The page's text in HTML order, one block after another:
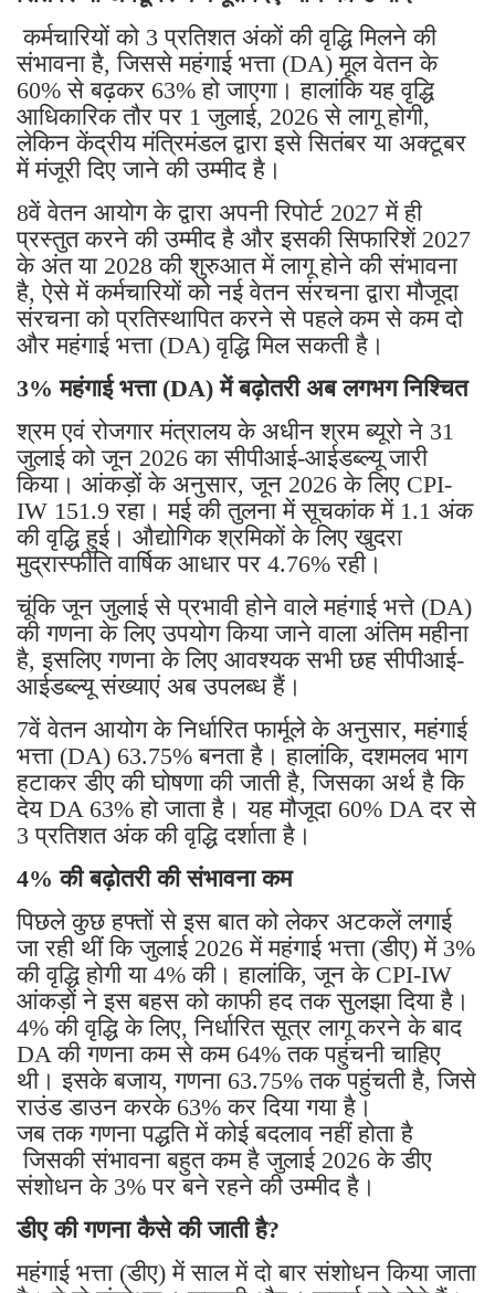
कर्मचारियों को 3 प्रतिशत अंकों की वृद्धि मिलने की
संभावना है, जिससे महंगाई भत्ता (DA) मूल वेतन के
60% से बढ़कर 63% हो जाएगा। हालांकि यह वृद्धि
आधिकारिक तौर पर 1 जुलाई, 2026 से लागू होगी,
लेकिन केंद्रीय मंत्रिमंडल द्वारा इसे सितंबर या अक्टूबर
में मंजूरी दिए जाने की उम्मीद है।
8वें वेतन आयोग के द्वारा अपनी रिपोर्ट 2027 में ही
प्रस्तुत करने की उम्मीद है और इसकी सिफारिशें 2027
के अंत या 2028 की शुरुआत में लागू होने की संभावना
है, ऐसे में कर्मचारियों को नई वेतन संरचना द्वारा मौजूदा
संरचना को प्रतिस्थापित करने से पहले कम से कम दो
और महंगाई भत्ता (DA) वृद्धि मिल सकती है।
3% महंगाई भत्ता (DA) में बढ़ोतरी अब लगभग निश्चित
श्रम एवं रोजगार मंत्रालय के अधीन श्रम ब्यूरो ने 31
जुलाई को जून 2026 का सीपीआई-आईडब्ल्यू जारी
किया। आंकड़ों के अनुसार, जून 2026 के लिए CPI-
IW 151.9 रहा। मई की तुलना में सूचकांक में 1.1 अंक
की वृद्धि हुई। औद्योगिक श्रमिकों के लिए खुदरा
मुद्रास्फीति वार्षिक आधार पर 4.76% रही।
चूंकि जून जुलाई से प्रभावी होने वाले महंगाई भत्ते (DA)
की गणना के लिए उपयोग किया जाने वाला अंतिम महीना
है, इसलिए गणना के लिए आवश्यक सभी छह सीपीआई-
आईडब्ल्यू संख्याएं अब उपलब्ध हैं।
7वें वेतन आयोग के निर्धारित फार्मूले के अनुसार, महंगाई
भत्ता (DA) 63.75% बनता है। हालांकि, दशमलव भाग
हटाकर डीए की घोषणा की जाती है, जिसका अर्थ है कि
देय DA 63% हो जाता है। यह मौजूदा 60% DA दर से
3 प्रतिशत अंक की वृद्धि दर्शाता है।
4% की बढ़ोतरी की संभावना कम
पिछले कुछ हफ्तों से इस बात को लेकर अटकलें लगाई
जा रही थीं कि जुलाई 2026 में महंगाई भत्ता (डीए) में 3%
की वृद्धि होगी या 4% की। हालांकि, जून के CPI-IW
आंकड़ों ने इस बहस को काफी हद तक सुलझा दिया है।
4% की वृद्धि के लिए, निर्धारित सूत्र लागू करने के बाद
DA की गणना कम से कम 64% तक पहुंचनी चाहिए
थी। इसके बजाय, गणना 63.75% तक पहुंचती है, जिसे
राउंड डाउन करके 63% कर दिया गया है।
जब तक गणना पद्धति में कोई बदलाव नहीं होता है
जिसकी संभावना बहुत कम है जुलाई 2026 के डीए
संशोधन के 3% पर बने रहने की उम्मीद है।
डीए की गणना कैसे की जाती है?
महंगाई भत्ता (डीए) में साल में दो बार संशोधन किया जाता